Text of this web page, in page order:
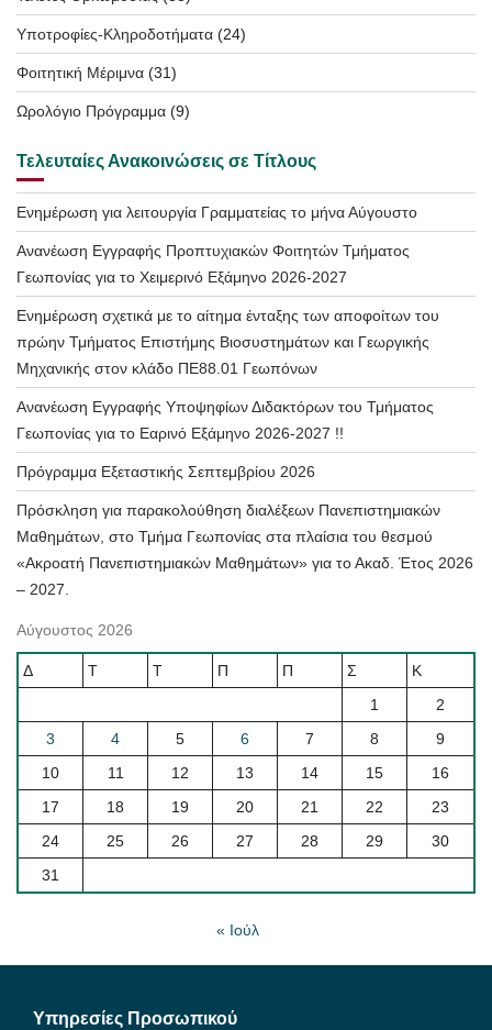
Υποτροφίες-Κληροδοτήματα (24)
Φοιτητική Μέριμνα (31)
Ωρολόγιο Πρόγραμμα (9)
Τελευταίες Ανακοινώσεις σε Τίτλους
Ενημέρωση για λειτουργία Γραμματείας το μήνα Αύγουστο
Ανανέωση Εγγραφής Προπτυχιακών Φοιτητών Τμήματος
Γεωπονίας για το Χειμερινό Εξάμηνο 2026-2027
Ενημέρωση σχετικά με το αίτημα ένταξης των αποφοίτων του
πρώην Τμήματος Επιστήμης Βιοσυστημάτων και Γεωργικής
Μηχανικής στον κλάδο ΠΕ88.01 Γεωπόνων
Ανανέωση Εγγραφής Υποψηφίων Διδακτόρων του Τμήματος
Γεωπονίας για το Εαρινό Εξάμηνο 2026-2027 !!
Πρόγραμμα Εξεταστικής Σεπτεμβρίου 2026
Πρόσκληση για παρακολούθηση διαλέξεων Πανεπιστημιακών
Μαθημάτων, στο Τμήμα Γεωπονίας στα πλαίσια του θεσμού
«Ακροατή Πανεπιστημιακών Μαθημάτων» για το Ακαδ. Έτος 2026
– 2027.
Αύγουστος 2026
Δ Τ Τ Π Π Σ
Κ
1
2
3
4 5 6 7 8
9
10
11 12 13 14 15
16
17
18 19 20 21 22
23
24
25 26 27 28 29
30
31
« Ιούλ
Υπηρεσίες Προσωπικού